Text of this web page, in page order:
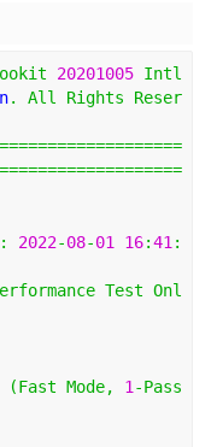
20201005 Intl
. All Rights
Reser
: 2022-08-01 16:41 :
Test Onl
(Fast Mode, 1 -Pass